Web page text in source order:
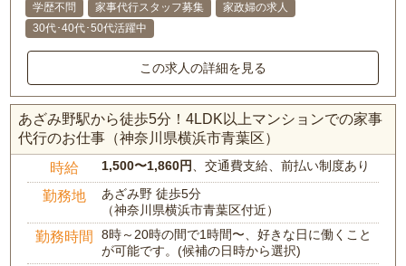
学歴不問
家事代行スタッフ募集
家政婦の求人
30代･40代･50代活躍中
この求人の詳細を見る
あざみ野駅から徒歩5分！4LDK以上マンションでの家事
代行のお仕事（神奈川県横浜市青葉区）
時給 1,500〜1,860円 、交通費支給、前払い制度あり
勤務地
あざみ野 徒歩5分
（神奈川県横浜市青葉区付近）
勤務時間
8時～20時の間で1時間〜、好きな日に働くこと
が可能です。(候補の日時から選択)